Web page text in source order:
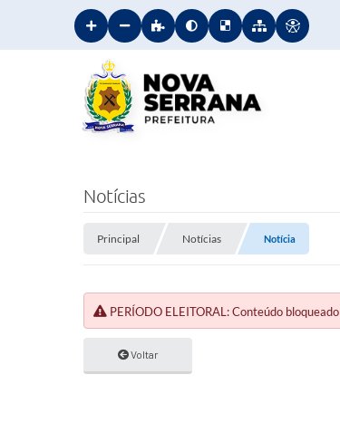
Notícias
Principal Notícias Notícia
PERÍODO ELEITORAL: Conteúdo
Voltar